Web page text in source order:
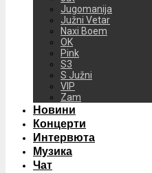
Jugomanija
Južni Vetar
Naxi Boem
OK
Pink
S3
S Južni
VIP
Zam
Новини
Концерти
Интервюта
Музика
Чат